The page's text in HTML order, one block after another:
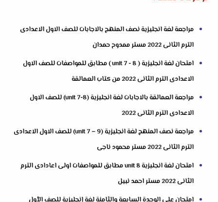
مراجعة لغة انجليزية نصف المنهج بالاجابات للصف الاول الاعدادى
الترم الثانى 2022 مستر ممدوح حمدان
امتحان لغة انجليزية ( unit 7 - 8 ) مطابق للمواصفات للصف الاول
الاعدادى الترم الثانى 2022 من كتاب العمالقة
مراجعة العمالقة بالاجابات لغة انجليزية (unit 7-8) للصف الاول
الاعدادى الترم الثانى 2022
مراجعة نصف المنهج لغة انجليزية (unit 7 – 9) للصف الاول الاعدادى
الترم الثانى 2022 مستر محمود ناجى
امتحان لغة انجليزية unit 8 مطابق للمواصفات اولى اعادادى الترم
الثانى 2022 مستر احمد نبيل